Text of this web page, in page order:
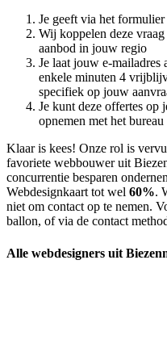
Je geeft via het
Wij koppelen deze
aanbod in jouw regio
Je laat jouw e-mailadres
enkele minuten 4
specifiek op jouw
Je kunt deze offertes op
opnemen met het
Klaar is kees! Onze rol is
favoriete webbouwer uit
concurrentie besparen
Webdesignkaart tot wel 60%.
niet om contact op te nemen.
ballon, of via de contact
Alle webdesigners uit